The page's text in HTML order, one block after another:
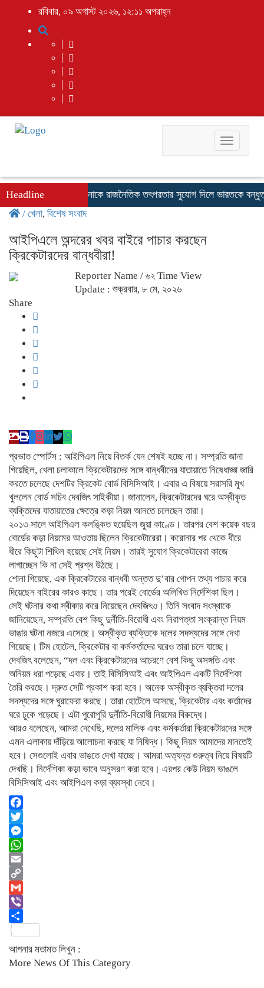
রবিবার, ০৯ অগাস্ট ২০২৬, ১২:১১ অপরাহ্ন
Toggle
Headline
স্পষ্ট: ফখরুল হাসিনাকে রাজনৈতিক তৎপরতার সুযোগ দিলে ভারতকে
/ খেলা, বিশেষ সংবাদ
আইপিএলে অন্দরের খবর বাইরে পাচার করছেন
ক্রিকেটারদের বান্ধবীরা!
Reporter Name / ৬২ Time View
Update : শুক্রবার, ৮ মে, ২০২৬
Share
প্রভাত স্পোর্টস : আইপিএল নিয়ে বিতর্ক যেন শেষই হচ্ছে না। সম্প্রতি জানা
গিয়েছিল, খেলা চলাকালে ক্রিকেটারদের সঙ্গে বান্ধবীদের যাতায়াতে নিষেধাজ্ঞা জারি
করতে চলেছে দেশটির ক্রিকেট বোর্ড বিসিসিআই। এবার এ বিষয়ে সরাসরি মুখ
খুললেন বোর্ড সচিব দেবজিৎ সাইকীয়া। জানালেন, ক্রিকেটারদের ঘরে অস্বীকৃত
ব্যক্তিদের যাতায়াতের ক্ষেত্রে কড়া নিয়ম আনতে চলেছেন তারা।
২০১৩ সালে আইপিএল কলঙ্কিত হয়েছিল জুয়া কাণ্ডে। তারপর বেশ কয়েক বছর
বোর্ডের কড়া নিয়মের আওতায় ছিলেন ক্রিকেটারেরা। করোনার পর থেকে ধীরে
ধীরে কিছুটা শিথিল হয়েছে সেই নিয়ম। তারই সুযোগ ক্রিকেটারেরা কাজে
লাগাচ্ছেন কি না সেই প্রশ্ন উঠছে।
শোনা গিয়েছে, এক ক্রিকেটারের বান্ধবী অন্তত দু’বার গোপন তথ্য পাচার করে
দিয়েছেন বাইরের কারও কাছে। তার পরেই বোর্ডের অলিখিত নির্দেশিকা ছিল।
সেই ঘটনার কথা স্বীকার করে নিয়েছেন দেবজিৎও। তিনি সংবাদ সংস্থাকে
জানিয়েছেন, সম্প্রতি বেশ কিছু দুর্নীতি-বিরোধী এবং নিরাপত্তা সংক্রান্ত নিয়ম
ভাঙার ঘটনা নজরে এসেছে। অস্বীকৃত ব্যক্তিকে দলের সদস্যদের সঙ্গে দেখা
গিয়েছে। টিম হোটেল, ক্রিকেটার বা কর্মকর্তাদের ঘরেও তারা চলে যাচ্ছে।
দেবজিৎ বলেছেন, “দল এবং ক্রিকেটারদের আচরণে বেশ কিছু অসঙ্গতি এবং
অনিয়ম ধরা পড়েছে এবার। তাই বিসিসিআই এবং আইপিএল একটি নির্দেশিকা
তৈরি করছে। দ্রুত সেটি প্রকাশ করা হবে। অনেক অস্বীকৃত ব্যক্তিরা দলের
সদস্যদের সঙ্গে ঘুরাফেরা করছে। তারা হোটেলে আসছে, ক্রিকেটার এবং কর্তাদের
ঘরে ঢুকে পড়েছে। এটা পুরোপুরি দুর্নীতি-বিরোধী নিয়মের বিরুদ্ধে।
আরও বলেছেন, আমরা দেখেছি, দলের মালিক এবং কর্মকর্তারা ক্রিকেটারদের সঙ্গে
এমন এলাকায় দাঁড়িয়ে আলোচনা করছে যা নিষিদ্ধ। কিছু নিয়ম আমাদের মানতেই
হবে। সেগুলোই এবার ভাঙতে দেখা যাচ্ছে। আমরা অত্যন্ত গুরুত্ব নিয়ে বিষয়টি
দেখছি। নির্দেশিকা কড়া ভাবে অনুসরণ করা হবে। এরপর কেউ নিয়ম ভাঙলে
বিসিসিআই এবং আইপিএল কড়া ব্যবস্থা নেবে।
Facebook
Twitter
Messenger
WhatsApp
Email
Copy
Link
Gmail
Viber
আপনার মতামত লিখুন :
More News Of This Category